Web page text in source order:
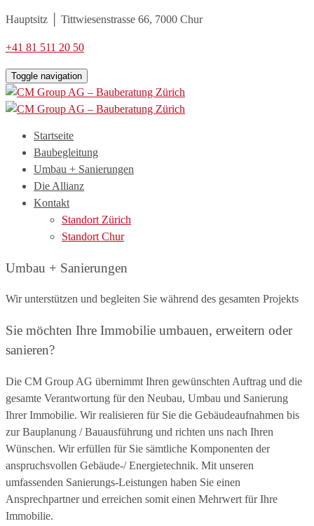
Hauptsitz │ Tittwiesenstrasse 66, 7000 Chur
+41 81 511 20 50
Toggle navigation
Startseite
Baubegleitung
Umbau + Sanierungen
Die Allianz
Kontakt
Standort Zürich
Standort Chur
Umbau + Sanierungen
Wir unterstützen und begleiten Sie während des gesamten Projekts
Sie möchten Ihre Immobilie umbauen, erweitern oder
sanieren?
Die CM Group AG übernimmt Ihren gewünschten Auftrag und die
gesamte Verantwortung für den Neubau, Umbau und Sanierung
Ihrer Immobilie. Wir realisieren für Sie die Gebäudeaufnahmen bis
zur Bauplanung / Bauausführung und richten uns nach Ihren
Wünschen. Wir erfüllen für Sie sämtliche Komponenten der
anspruchsvollen Gebäude-/ Energietechnik. Mit unseren
umfassenden Sanierungs-Leistungen haben Sie einen
Ansprechpartner und erreichen somit einen Mehrwert für Ihre
Immobilie.